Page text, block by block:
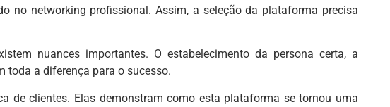
no networking profissional. Assim, a seleção da plataforma precisa
nuances importantes. O estabelecimento da persona certa, a
toda a diferença para o sucesso.
de clientes. Elas demonstram como esta plataforma se tornou uma